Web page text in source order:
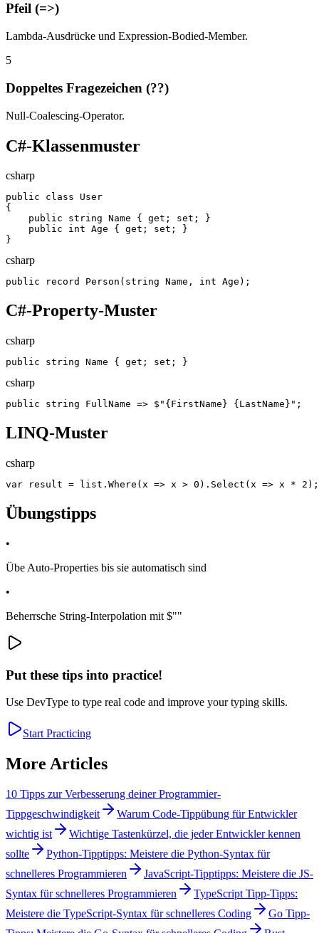
Pfeil (=>)
Lambda-Ausdrücke und Expression-Bodied-Member.
5
Doppeltes Fragezeichen (??)
Null-Coalescing-Operator.
C#-Klassenmuster
csharp
public class User
{
    public string Name { get; set; }
    public int Age { get; set; }
}
csharp
public record Person(string Name, int Age);
C#-Property-Muster
csharp
public string Name { get; set; }
csharp
public string FullName => $"{FirstName} {LastName}";
LINQ-Muster
csharp
var result = list.Where(x => x > 0).Select(x => x * 2);
Übungstipps
•
Übe Auto-Properties bis sie automatisch sind
•
Beherrsche String-Interpolation mit $""
Put these tips into practice!
Use DevType to type real code and improve your typing skills.
Start Practicing
More Articles
10 Tipps zur Verbesserung deiner Programmier-
Tippgeschwindigkeit
Warum Code-Tippübung für Entwickler
wichtig ist
Wichtige Tastenkürzel, die jeder Entwickler kennen
sollte
Python-Tipptipps: Meistere die Python-Syntax für
schnelleres Programmieren
JavaScript-Tipptipps: Meistere die JS-
Syntax für schnelleres Programmieren
TypeScript Tipp-Tipps:
Meistere die TypeScript-Syntax für schnelleres Coding
Go Tipp-